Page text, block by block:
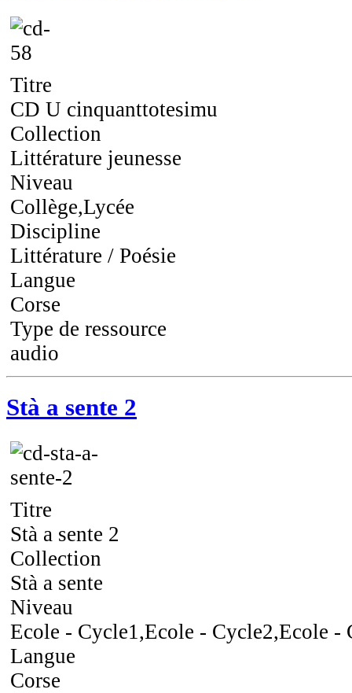
Titre
CD U cinquanttotesimu
Collection
Littérature jeunesse
Niveau
Collège,Lycée
Discipline
Littérature / Poésie
Langue
Corse
Type de ressource
audio
Stà a sente 2
Titre
Stà a sente 2
Collection
Stà a sente
Niveau
Ecole - Cycle1,Ecole - Cycle2,Ecole -
Langue
Corse